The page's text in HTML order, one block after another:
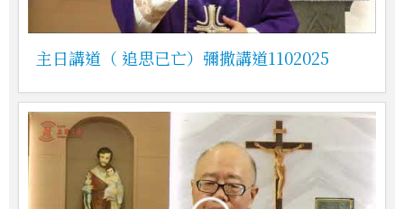
主日講道（ 追思已亡）彌撒講道1102025